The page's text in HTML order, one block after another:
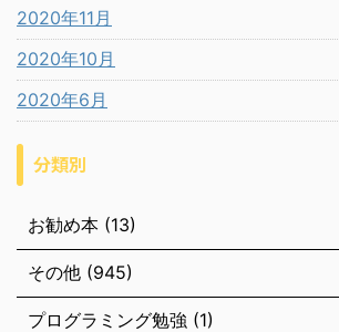
2020年11月
2020年10月
2020年6月
分類別
お勧め本 (13)
その他 (945)
プログラミング勉強 (1)